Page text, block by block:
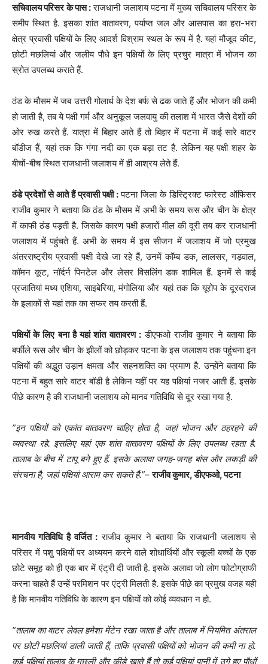
सचिवालय परिसर के पास :राजधानी जलाशय पटना में मुख्य सचिवालय परिसर के
समीप स्थित है. इसका शांत वातावरण, पर्याप्त जल और आसपास का हरा-भरा
क्षेत्र प्रवासी पक्षियों के लिए आदर्श विश्राम स्थल के रूप में है. यहां मौजूद कीट,
छोटी मछलियां और जलीय पौधे इन पक्षियों के लिए प्रचुर मात्रा में भोजन का
स्रोत उपलब्ध कराते हैं.
ठंड के मौसम में जब उत्तरी गोलार्ध के देश बर्फ से ढक जाते हैं और भोजन की कमी
हो जाती है, तब ये पक्षी गर्म और अनुकूल जलवायु की तलाश में भारत जैसे देशों की
ओर रुख करते हैं. यात्रा में बिहार आते हैं तो बिहार में पटना में कई सारे वाटर
बॉडीज हैं, यहां तक कि गंगा नदी का एक बड़ा तट है. लेकिन यह पक्षी शहर के
बीचों-बीच स्थित राजधानी जलाशय में ही आश्रय लेते हैं.
ठंडे प्रदेशों से आते हैं प्रवासी पक्षी :पटना जिला के डिस्ट्रिक्ट फारेस्ट ऑफिसर
राजीव कुमार ने बताया कि ठंड के मौसम में अभी के समय रूस और चीन के क्षेत्र
में काफी ठंड पड़ती है. जिसके कारण पक्षी हजारों मील की दूरी तय कर राजधानी
जलाशय में पहुंचते हैं. अभी के समय में इस सीजन में जलाशय में जो प्रमुख
अंतरराष्ट्रीय प्रवासी पक्षी देखे जा रहे हैं, उनमें कॉम्ब डक, लालसर, गड़वाल,
कॉमन कूट, नॉर्दर्न पिनटेल और लेसर विसलिंग डक शामिल हैं. इनमें से कई
प्रजातियां मध्य एशिया, साइबेरिया, मंगोलिया और यहां तक कि यूरोप के दूरदराज
के इलाकों से यहां तक का सफर तय करती हैं.
पक्षियों के लिए बना है यहां शांत वातावरण :डीएफओ राजीव कुमार ने बताया कि
बर्फीले रूस और चीन के झीलों को छोड़कर पटना के इस जलाशय तक पहुंचना इन
पक्षियों की अद्भुत उड़ान क्षमता और सहनशक्ति का प्रमाण है. उन्होंने बताया कि
पटना में बहुत सारे वाटर बॉडी है लेकिन यहीं पर यह पक्षियां नजर आती हैं. इसके
पीछे कारण है की राजधानी जलाशय को मानव गतिविधि से दूर रखा गया है.
”इन पक्षियों को एकांत वातावरण चाहिए होता है, जहां भोजन और ठहरहने की
व्यवस्था रहे. इसलिए यहां एक शांत वातावरण पक्षियों के लिए उपलब्ध रहता है.
तालाब के बीच में टापू बने हुए हैं. इसके अलावा जगह-जगह बांस और लकड़ी की
संरचना है, जहां पक्षियां आराम कर सकते हैं.”–राजीव कुमार, डीएफओ, पटना
मानवीय गतिविधि है वर्जित : राजीव कुमार ने बताया कि राजधानी जलाशय से
परिसर में पशु पक्षियों पर अध्ययन करने वाले शोधार्थियों और स्कूली बच्चों के एक
छोटे समूह को ही एक बार में एंट्री दी जाती है. इसके अलावा जो लोग फोटोग्राफी
करना चाहते हैं उन्हें परमिशन पर एंट्री मिलती है. इसके पीछे का प्रमुख वजह यही
है कि मानवीय गतिविधि के कारण इन पक्षियों को कोई व्यवधान न हो.
”तालाब का वाटर लेवल हमेशा मेंटेन रखा जाता है और तालाब में नियमित अंतराल
पर छोटी मछलियां डाली जाती हैं, ताकि प्रवासी पक्षियों को भोजन की कमी ना हो.
कई पक्षियां तालाब के मछली और कीड़े खाते हैं तो कई पक्षियां पानी में उगे हुए पौधों